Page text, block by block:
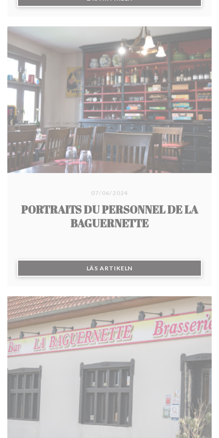
d'épices, la cocotte de poulet à la bière Ch'ti gratinée
mijoté au four à bois pendant 8 heures, une merveille
qui fond dans la bouche. En dessert, succombez au
pain perdu caramélisé et sa glace vanille ou à
l'onctueux parfait glacé aux spéculoos.
07/06/2024
PORTRAITS DU PERSONNEL DE LA
BAGUERNETTE
LÄS ARTIKELN